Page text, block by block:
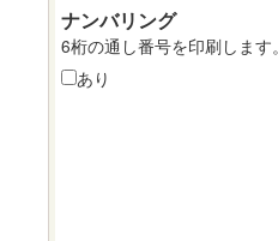
ナンバリング
6桁の通し番号を印刷します。
あり